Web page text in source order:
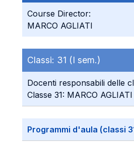
Course Director:
MARCO AGLIATI
Classi: 31 (I sem.)
Docenti responsabili delle
Classe 31: MARCO AGLIATI
Programmi d'aula (classi